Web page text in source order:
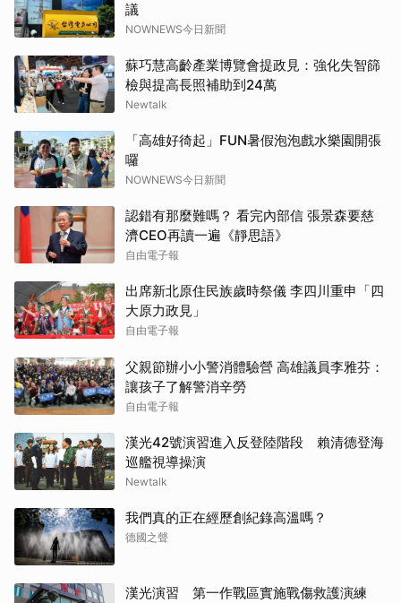
議
NOWNEWS今日新聞
蘇巧慧高齡產業博覽會提政見：強化失智篩
檢與提高長照補助到24萬
Newtalk
「高雄好徛起」FUN暑假泡泡戲水樂園開張
囉
NOWNEWS今日新聞
認錯有那麼難嗎？ 看完內部信 張景森要慈
濟CEO再讀一遍《靜思語》
自由電子報
出席新北原住民族歲時祭儀 李四川重申「四
大原力政見」
自由電子報
父親節辦小小警消體驗營 高雄議員李雅芬：
讓孩子了解警消辛勞
自由電子報
漢光42號演習進入反登陸階段 賴清德登海
巡艦視導操演
Newtalk
我們真的正在經歷創紀錄高溫嗎？
德國之聲
漢光演習 第一作戰區實施戰傷救護演練